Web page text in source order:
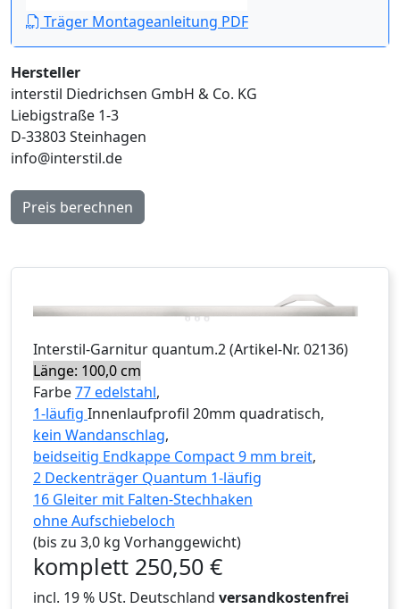
Träger Montageanleitung PDF
Hersteller
interstil Diedrichsen GmbH & Co. KG
Liebigstraße 1-3
D-33803 Steinhagen
info@interstil.de
Preis berechnen
Interstil-Garniturquantum.2(Artikel-Nr. 02136)
Länge: 100,0 cm
Farbe77 edelstahl,
1-läufig Innenlaufprofil 20mm quadratisch,
kein Wandanschlag,
beidseitig Endkappe Compact 9 mm breit,
2 Deckenträger Quantum 1-läufig
16 Gleiter mit Falten-Stechhaken
ohne Aufschiebeloch
(bis zu 3,0 kg Vorhanggewicht)
komplett 250,50 €
incl. 19 % USt. Deutschland versandkostenfrei